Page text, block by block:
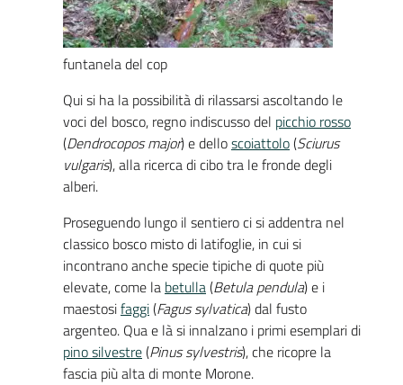
funtanela del cop
Qui si ha la possibilità di rilassarsi ascoltando le
voci del bosco, regno indiscusso del picchio rosso
(Dendrocopos major) e delloscoiattolo(Sciurus
vulgaris), alla ricerca di cibo tra le fronde degli
alberi.
Proseguendo lungo il sentiero ci si addentra nel
classico bosco misto di latifoglie, in cui si
incontrano anche specie tipiche di quote più
elevate, come la betulla(Betula pendula) e i
maestosifaggi(Fagus sylvatica) dal fusto
argenteo. Qua e là si innalzano i primi esemplari di
pino silvestre(Pinus sylvestris), che ricopre la
fascia più alta di monte Morone.